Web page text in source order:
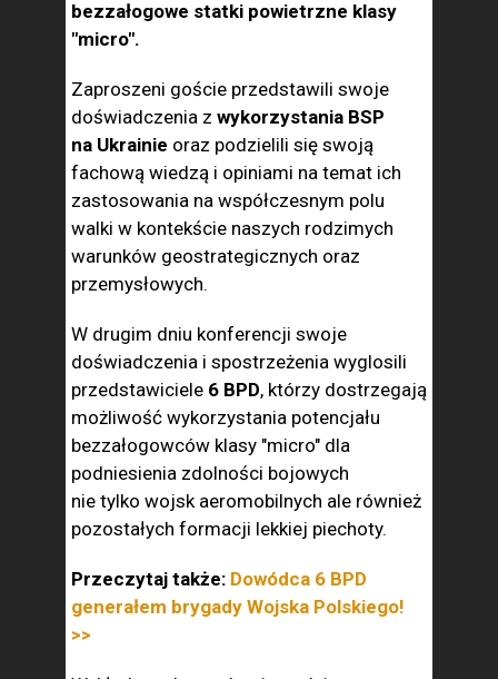
bezzałogowe statki powietrzne klasy
"micro".
Zaproszeni goście przedstawili swoje
doświadczenia z wykorzystania BSP
na Ukrainie oraz podzielili się swoją
fachową wiedzą i opiniami na temat ich
zastosowania na współczesnym polu
walki w kontekście naszych rodzimych
warunków geostrategicznych oraz
przemysłowych.
W drugim dniu konferencji swoje
doświadczenia i spostrzeżenia wyglosili
przedstawiciele 6 BPD, którzy dostrzegają
możliwość wykorzystania potencjału
bezzałogowców klasy "micro" dla
podniesienia zdolności bojowych
nie tylko wojsk aeromobilnych ale również
pozostałych formacji lekkiej piechoty.
Przeczytaj także: Dowódca 6 BPD
generałem brygady Wojska Polskiego!
>>